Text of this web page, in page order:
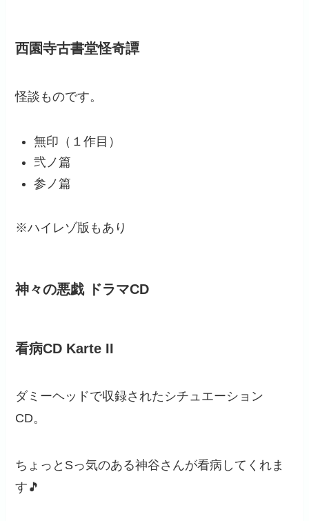
西園寺古書堂怪奇譚
怪談ものです。
無印（１作目）
弐ノ篇
参ノ篇
※ハイレゾ版もあり
神々の悪戯 ドラマCD
看病CD Karte II
ダミーヘッドで収録されたシチュエーション
CD。
ちょっとSっ気のある神谷さんが看病してくれま
す🎵